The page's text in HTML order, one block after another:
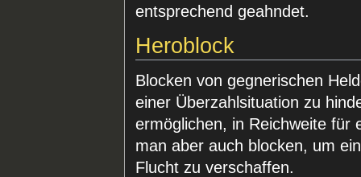
entsprechend geahndet.
Heroblock
Blocken von gegnerischen
einer Überzahlsituation zu
ermöglichen, in Reichweite für
man aber auch blocken, um
Flucht zu verschaffen.